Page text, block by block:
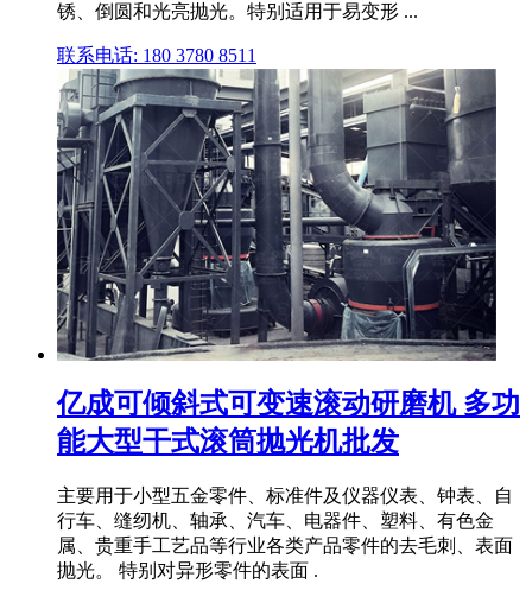
锈、倒圆和光亮抛光。特别适用于易变形 ...
联系电话: 180 3780 8511
亿成可倾斜式可变速滚动研磨机 多功
能大型干式滚筒抛光机批发
主要用于小型五金零件、标准件及仪器仪表、钟表、自
行车、缝纫机、轴承、汽车、电器件、塑料、有色金
属、贵重手工艺品等行业各类产品零件的去毛刺、表面
抛光。 特别对异形零件的表面 .